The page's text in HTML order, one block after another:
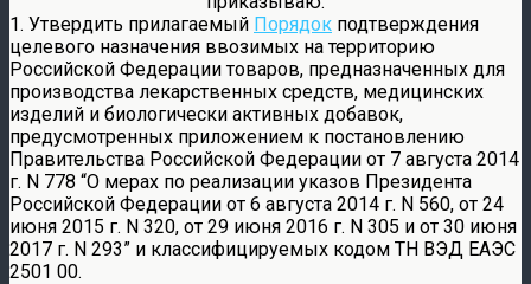
1. Утвердить прилагаемый Порядок подтверждения
целевого назначения ввозимых на территорию
Российской Федерации товаров, предназначенных для
производства лекарственных средств, медицинских
изделий и биологически активных добавок,
предусмотренных приложением к постановлению
Правительства Российской Федерации от 7 августа 2014
г. N 778 “О мерах по реализации указов Президента
Российской Федерации от 6 августа 2014 г. N 560, от 24
июня 2015 г. N 320, от 29 июня 2016 г. N 305 и от 30 июня
2017 г. N 293” и классифицируемых кодом ТН ВЭД ЕАЭС
2501 00.